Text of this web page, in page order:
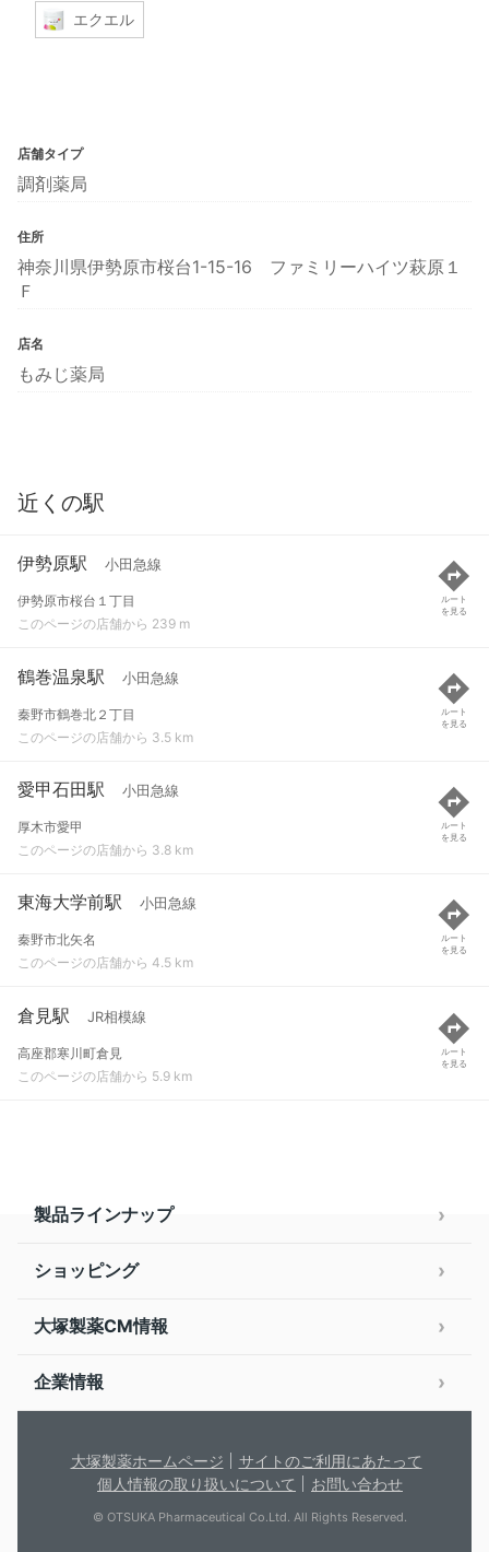
エクエル
店舗タイプ
調剤薬局
住所
神奈川県伊勢原市桜台1-15-16 ファミリーハイツ萩原１
Ｆ
店名
もみじ薬局
近くの駅
伊勢原駅 小田急線
伊勢原市桜台１丁目
このページの店舗から 239 m
ルート
を見る
鶴巻温泉駅 小田急線
秦野市鶴巻北２丁目
このページの店舗から 3.5 km
ルート
を見る
愛甲石田駅 小田急線
厚木市愛甲
このページの店舗から 3.8 km
ルート
を見る
東海大学前駅 小田急線
秦野市北矢名
このページの店舗から 4.5 km
ルート
を見る
倉見駅 JR相模線
高座郡寒川町倉見
このページの店舗から 5.9 km
ルート
を見る
製品ラインナップ
ショッピング
大塚製薬CM情報
企業情報
大塚製薬ホームページ
サイトのご利用にあたって
個人情報の取り扱いについて
お問い合わせ
© OTSUKA Pharmaceutical Co.Ltd. All Rights Reserved.